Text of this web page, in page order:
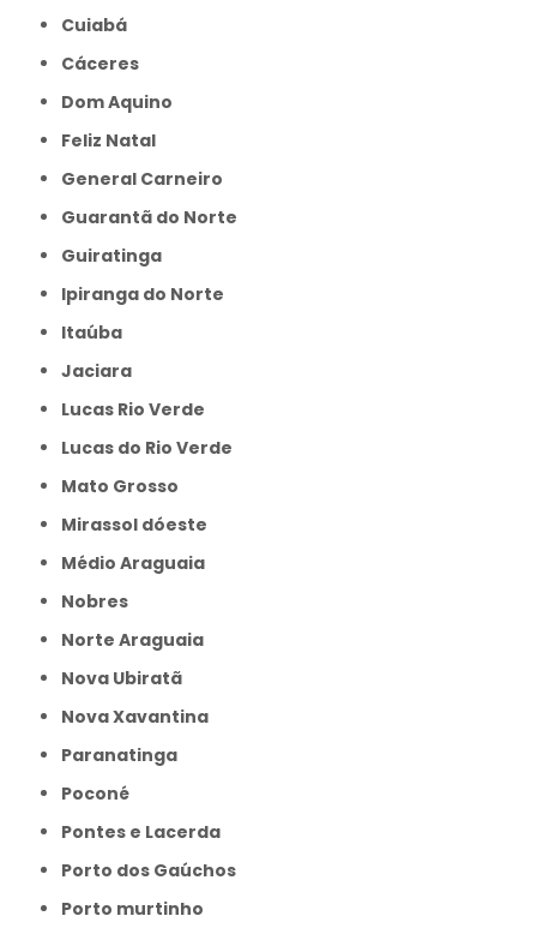
Cuiabá
Cáceres
Dom Aquino
Feliz Natal
General Carneiro
Guarantã do Norte
Guiratinga
Ipiranga do Norte
Itaúba
Jaciara
Lucas Rio Verde
Lucas do Rio Verde
Mato Grosso
Mirassol dóeste
Médio Araguaia
Nobres
Norte Araguaia
Nova Ubiratã
Nova Xavantina
Paranatinga
Poconé
Pontes e Lacerda
Porto dos Gaúchos
Porto murtinho